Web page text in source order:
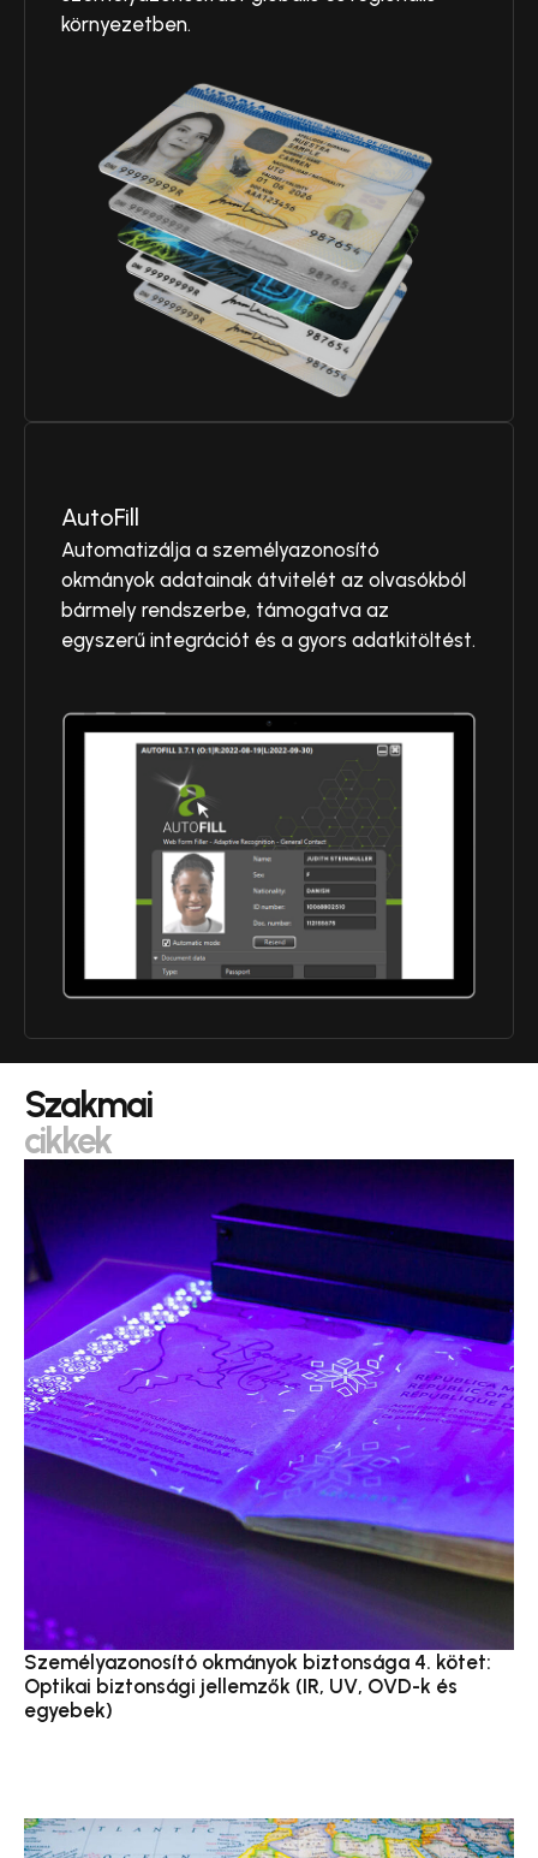
környezetben.
AutoFill
Automatizálja a személyazonosító
okmányok adatainak átvitelét az olvasókból
bármely rendszerbe, támogatva az
egyszerű integrációt és a gyors adatkitöltést.
Szakmai
cikkek
Személyazonosító okmányok biztonsága 4. kötet:
Optikai biztonsági jellemzők (IR, UV, OVD-k és
egyebek)